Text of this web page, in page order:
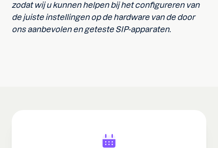
zodat wij u kunnen helpen bij het configureren van
de juiste instellingen op de hardware van de door
ons aanbevolen en geteste SIP-apparaten.